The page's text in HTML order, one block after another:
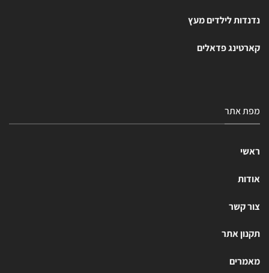
נדנדות לילדים מעץ
קארטינג פדאלים
מפת אתר
ראשי
אודות
צור קשר
תקנון אתר
מאמרים